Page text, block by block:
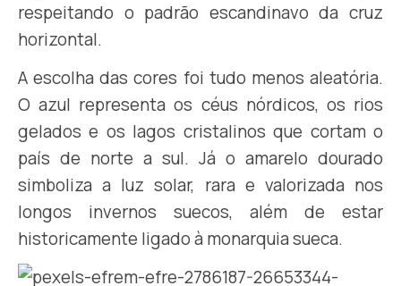
respeitando o padrão escandinavo da cruz
horizontal.
A escolha das cores foi tudo menos aleatória.
O azul representa os céus nórdicos, os rios
gelados e os lagos cristalinos que cortam o
país de norte a sul. Já o amarelo dourado
simboliza a luz solar, rara e valorizada nos
longos invernos suecos, além de estar
historicamente ligado à monarquia sueca.